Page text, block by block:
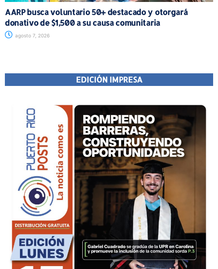
AARP busca voluntario 50+ destacado y otorgará
donativo de $1,500 a su causa comunitaria
agosto 7, 2026
EDICIÓN IMPRESA